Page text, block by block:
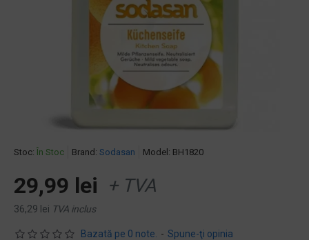
Stoc: În Stoc Brand: Sodasan Model: BH1820
Bazată pe 0 note. - Spune-ţi opinia
29,99 lei + TVA
36,29 lei TVA inclus